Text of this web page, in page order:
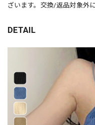
ざいます。交換/返品対象外
DETAIL